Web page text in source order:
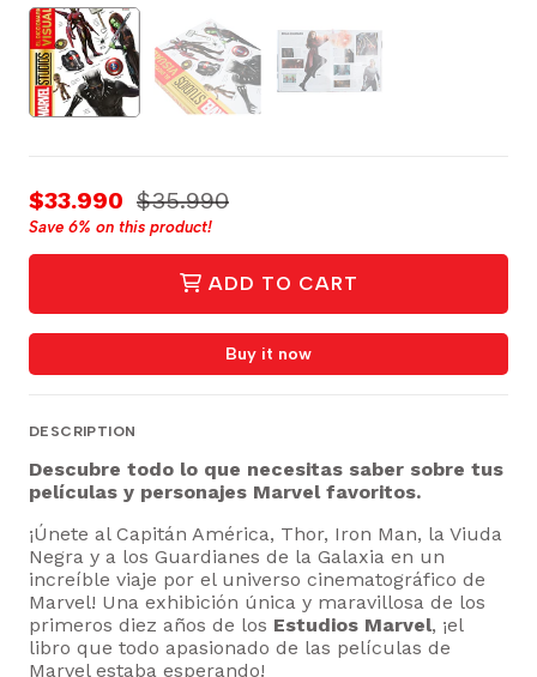
$33.990 $35.990
Save 6% on this product!
ADD TO CART
Buy it now
DESCRIPTION
Descubre todo lo que necesitas saber sobre tus
películas y personajes Marvel favoritos.
¡Únete al Capitán América, Thor, Iron Man, la Viuda
Negra y a los Guardianes de la Galaxia en un
increíble viaje por el universo cinematográfico de
Marvel! Una exhibición única y maravillosa de los
primeros diez años de los Estudios Marvel, ¡el
libro que todo apasionado de las películas de
Marvel estaba esperando!